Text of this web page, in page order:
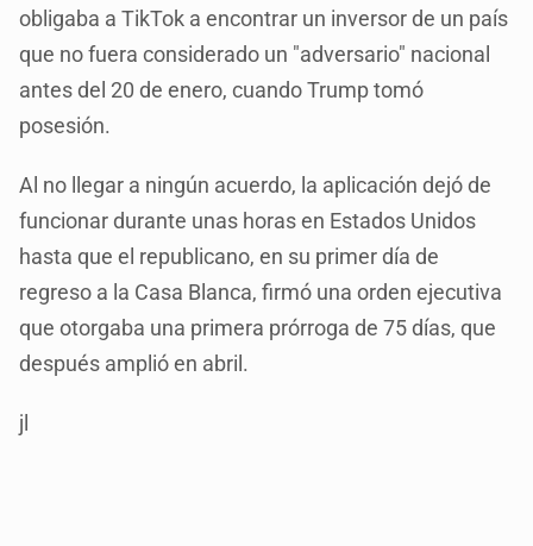
obligaba a TikTok a encontrar un inversor de un país
que no fuera considerado un "adversario" nacional
antes del 20 de enero, cuando Trump tomó
posesión.
Al no llegar a ningún acuerdo, la aplicación dejó de
funcionar durante unas horas en Estados Unidos
hasta que el republicano, en su primer día de
regreso a la Casa Blanca, firmó una orden ejecutiva
que otorgaba una primera prórroga de 75 días, que
después amplió en abril.
jl